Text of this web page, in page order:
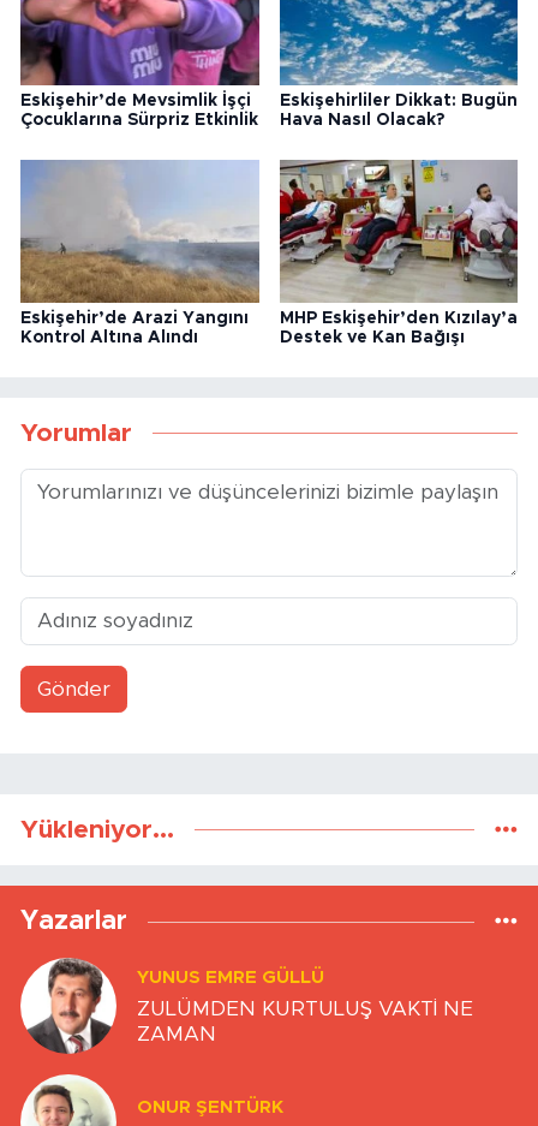
Eskişehir’de Mevsimlik İşçi
Çocuklarına Sürpriz Etkinlik
Eskişehirliler Dikkat: Bugün
Hava Nasıl Olacak?
Eskişehir’de Arazi Yangını
Kontrol Altına Alındı
MHP Eskişehir’den Kızılay’a
Destek ve Kan Bağışı
Yorumlar
Gönder
Yükleniyor...
Yazarlar
YUNUS EMRE GÜLLÜ
ZULÜMDEN KURTULUŞ VAKTİ NE
ZAMAN
ONUR ŞENTÜRK